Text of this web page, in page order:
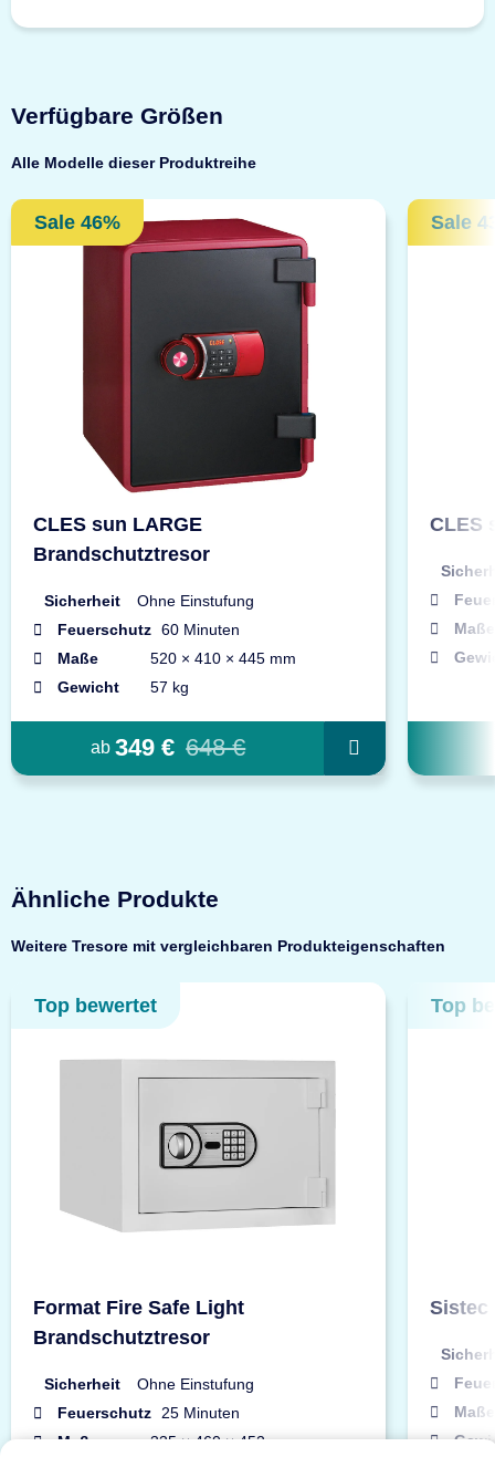
Verfügbare Größen
Alle Modelle dieser Produktreihe
Sale 46%
CLES sun LARGE
Brandschutztresor
Sicherheit
Ohne Einstufung
Feuerschutz 60 Minuten
Maße
520 × 410 × 445 mm
Gewicht
57 kg
ab 349 € 648 €
Sale
CLES
Maße
Ähnliche Produkte
Weitere Tresore mit vergleichbaren Produkteigenschaften
Top bewertet
Format Fire Safe Light
Brandschutztresor
Sicherheit
Ohne Einstufung
Feuerschutz
25 Minuten
Maße
335 × 460 × 452 mm
Top
Sistec
Maße